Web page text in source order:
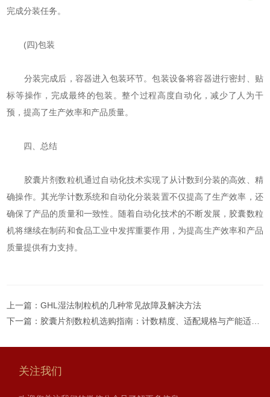
完成分装任务。
(四)包装
分装完成后，容器进入包装环节。包装设备将容器进行密封、贴
标等操作，完成最终的包装。整个过程高度自动化，减少了人为干
预，提高了生产效率和产品质量。
四、总结
胶囊片剂数粒机通过自动化技术实现了从计数到分装的高效、精
确操作。其光学计数系统和自动化分装装置不仅提高了生产效率，还
确保了产品的质量和一致性。随着自动化技术的不断发展，胶囊数粒
机将继续在制药和食品工业中发挥重要作用，为提高生产效率和产品
质量提供有力支持。
上一篇：GHL湿法制粒机的几种常见故障及解决方法
下一篇： 胶囊片剂数粒机选购指南：计数精度、适配规格与产能适配要点
关注我们